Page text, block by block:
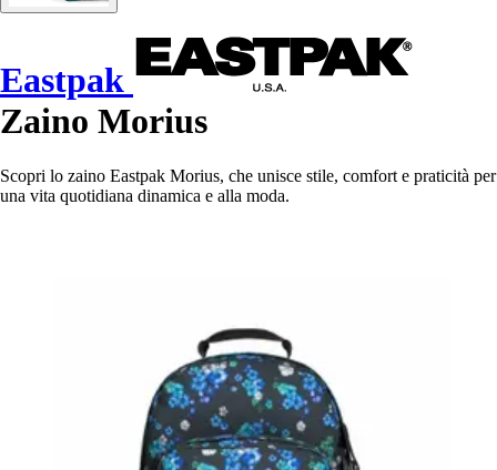
Eastpak
Zaino Morius
Scopri lo zaino Eastpak Morius, che unisce stile, comfort e praticità per
una vita quotidiana dinamica e alla moda.